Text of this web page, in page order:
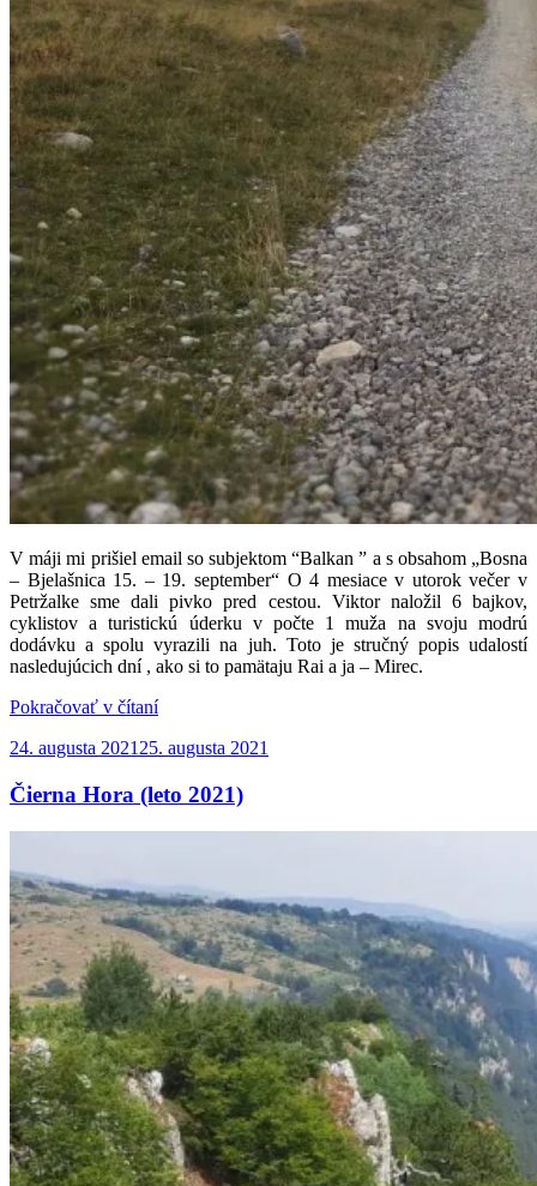
V máji mi prišiel email so subjektom “Balkan ” a s obsahom „Bosna
– Bjelašnica 15. – 19. september“ O 4 mesiace v utorok večer v
Petržalke sme dali pivko pred cestou. Viktor naložil 6 bajkov,
cyklistov a turistickú úderku v počte 1 muža na svoju modrú
dodávku a spolu vyrazili na juh. Toto je stručný popis udalostí
nasledujúcich dní , ako si to pamätaju Rai a ja – Mirec.
Pokračovať v čítaní„Bosna –
15.
19.
september“
Publikované
24. augusta 2021 25. augusta 2021
Čierna Hora (leto 2021)